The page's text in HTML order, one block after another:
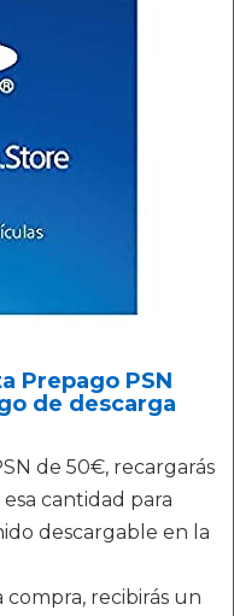
Prepago PSN
de descarga
de 50€, recargarás
cantidad para
descargable en la
recibirás un